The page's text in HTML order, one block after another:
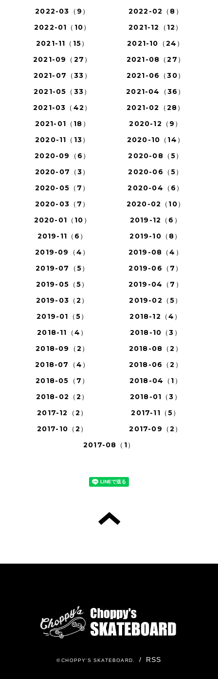
2022-03（9）
2022-02（8）
2022-01（10）
2021-12（12）
2021-11（15）
2021-10（24）
2021-09（27）
2021-08（27）
2021-07（33）
2021-06（30）
2021-05（33）
2021-04（36）
2021-03（42）
2021-02（28）
2021-01（18）
2020-12（9）
2020-11（13）
2020-10（14）
2020-09（6）
2020-08（5）
2020-07（3）
2020-06（5）
2020-05（7）
2020-04（6）
2020-03（7）
2020-02（10）
2020-01（10）
2019-12（6）
2019-11（6）
2019-10（8）
2019-09（4）
2019-08（4）
2019-07（5）
2019-06（7）
2019-05（5）
2019-04（7）
2019-03（2）
2019-02（5）
2019-01（5）
2018-12（4）
2018-11（4）
2018-10（3）
2018-09（2）
2018-08（2）
2018-07（4）
2018-06（2）
2018-05（7）
2018-04（1）
2018-02（2）
2018-01（3）
2017-12（2）
2017-11（5）
2017-10（2）
2017-09（2）
2017-08（1）
©CHOPPY'S SKATEBOARD. / RSS